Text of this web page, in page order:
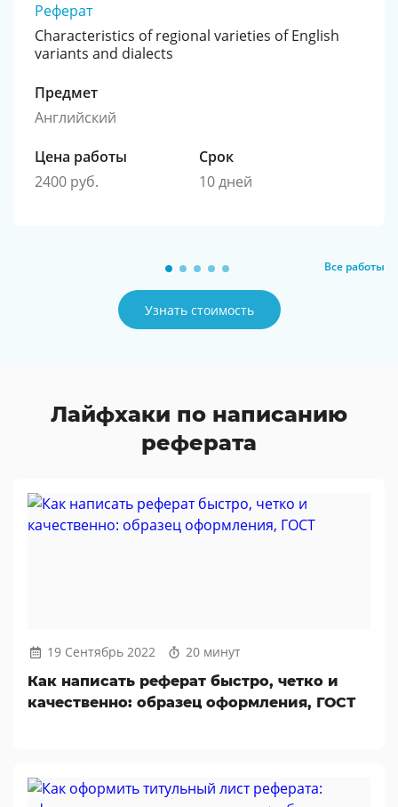
Реферат
Characteristics of regional varieties of English
variants and dialects
Предмет
Английский
Цена работы
2400 руб.
Срок
10 дней
Все работы
Узнать стоимость
Лайфхаки по написанию
реферата
19 Сентябрь 2022
20 минут
Как написать реферат быстро, четко и
качественно: образец оформления, ГОСТ